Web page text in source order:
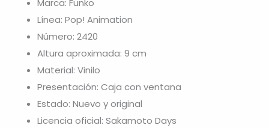
Marca: Funko
Línea: Pop! Animation
Número: 2420
Altura aproximada: 9 cm
Material: Vinilo
Presentación: Caja con ventana
Estado: Nuevo y original
Licencia oficial: Sakamoto Days